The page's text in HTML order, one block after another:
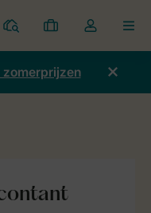
Parken
Mijn
boekingen
Open
de
dropdown
zomerprijzen